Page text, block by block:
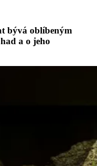
bývá oblíbeným
a o jeho